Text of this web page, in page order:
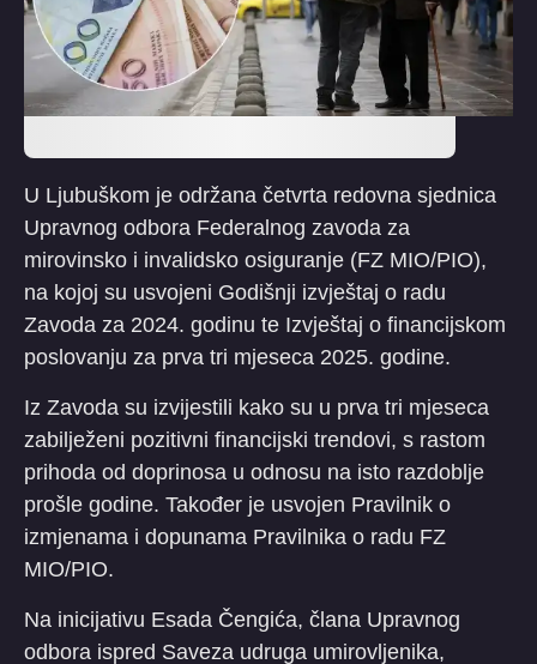
U Ljubuškom je održana četvrta redovna sjednica
Upravnog odbora Federalnog zavoda za
mirovinsko i invalidsko osiguranje (FZ MIO/PIO),
na kojoj su usvojeni Godišnji izvještaj o radu
Zavoda za 2024. godinu te Izvještaj o financijskom
poslovanju za prva tri mjeseca 2025. godine.
Iz Zavoda su izvijestili kako su u prva tri mjeseca
zabilježeni pozitivni financijski trendovi, s rastom
prihoda od doprinosa u odnosu na isto razdoblje
prošle godine. Također je usvojen Pravilnik o
izmjenama i dopunama Pravilnika o radu FZ
MIO/PIO.
Na inicijativu Esada Čengića, člana Upravnog
odbora ispred Saveza udruga umirovljenika,